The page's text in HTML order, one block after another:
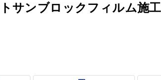
サンブロックフィルム施